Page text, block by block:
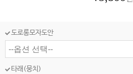
도로롱모자도안
타래(뭉치)